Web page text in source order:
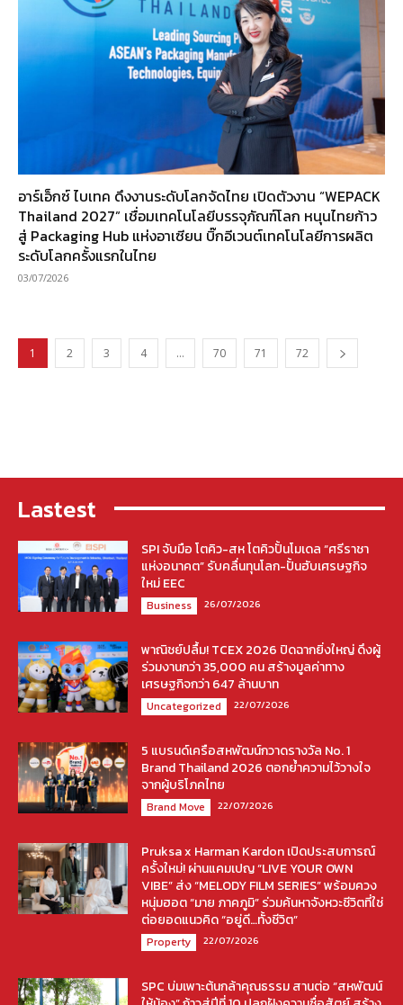
อาร์เอ็กซ์ ไบเทค ดึงงานระดับโลกจัดไทย เปิดตัวงาน “WEPACK
Thailand 2027” เชื่อมเทคโนโลยีบรรจุภัณฑ์โลก หนุนไทยก้าว
สู่ Packaging Hub แห่งอาเซียน บิ๊กอีเวนต์เทคโนโลยีการผลิต
ระดับโลกครั้งแรกในไทย
03/07/2026
1 2 3 4 … 70 71 72
Lastest
SPI จับมือ โตคิว-สห โตคิวปั้นโมเดล “ศรีราชา
แห่งอนาคต” รับคลื่นทุนโลก-ปั้นฮับเศรษฐกิจ
ใหม่ EEC
Business 26/07/2026
พาณิชย์ปลื้ม! TCEX 2026 ปิดฉากยิ่งใหญ่ ดึงผู้
ร่วมงานกว่า 35,000 คน สร้างมูลค่าทาง
เศรษฐกิจกว่า 647 ล้านบาท
Uncategorized 22/07/2026
5 แบรนด์เครือสหพัฒน์กวาดรางวัล No. 1
Brand Thailand 2026 ตอกย้ำความไว้วางใจ
จากผู้บริโภคไทย
Brand Move 22/07/2026
Pruksa x Harman Kardon เปิดประสบการณ์
ครั้งใหม่! ผ่านแคมเปญ “LIVE YOUR OWN
VIBE” ส่ง “MELODY FILM SERIES” พร้อมควง
หนุ่มฮอต “มาย ภาคภูมิ” ร่วมค้นหาจังหวะชีวิตที่ใช่
ต่อยอดแนวคิด “อยู่ดี…ทั้งชีวิต”
Property 22/07/2026
SPC บ่มเพาะต้นกล้าคุณธรรม สานต่อ “สหพัฒน์